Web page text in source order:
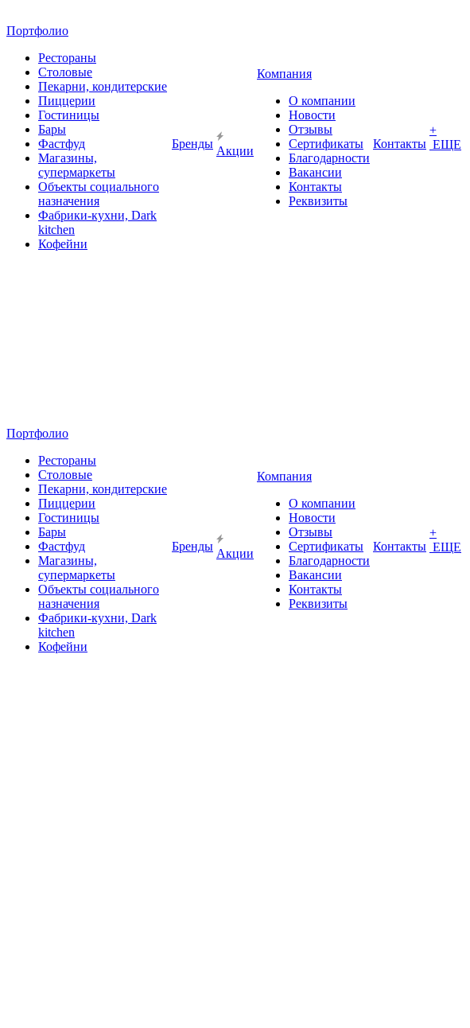
Портфолио
Рестораны
Столовые
Пекарни, кондитерские
Пиццерии
Гостиницы
Бары
Фастфуд
Магазины,
супермаркеты
Объекты социального
назначения
Фабрики-кухни, Dark
kitchen
Кофейни
Бренды
Акции
Компания
О компании
Новости
Отзывы
Сертификаты
Благодарности
Вакансии
Контакты
Реквизиты
Контакты
+
ЕЩЕ
Портфолио
Рестораны
Столовые
Пекарни, кондитерские
Пиццерии
Гостиницы
Бары
Фастфуд
Магазины,
супермаркеты
Объекты социального
назначения
Фабрики-кухни, Dark
kitchen
Кофейни
Бренды
Акции
Компания
О компании
Новости
Отзывы
Сертификаты
Благодарности
Вакансии
Контакты
Реквизиты
Контакты
+
ЕЩЕ